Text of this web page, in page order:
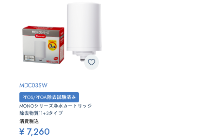
MDC03SW
PFOS/PFOA除去試験済み
MONOシリーズ浄水カートリッジ
除去物質11+3タイプ
消費税込
¥ 7,260